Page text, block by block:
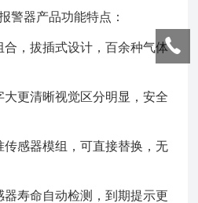
警器产品功能特点：
合，拔插式设计，百余种气体
大更清晰视觉区分明显，安全
感器模组，可直接替换，无
寿命自动检测，到期提示更